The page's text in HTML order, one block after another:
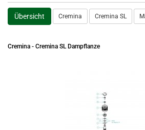
Übersicht Cremina Cremina SL
Cremina - Cremina SL Dampflanze